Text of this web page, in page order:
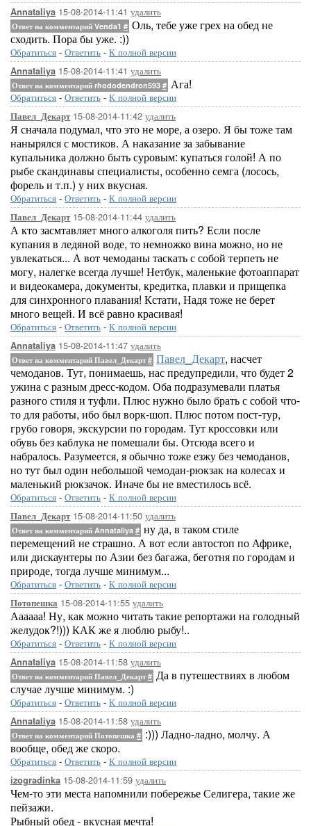
Annataliya 15-08-2014-11:41 удалить
Ответ на комментарий Venda1 # Оль, тебе уже грех на обед не
сходить. Пора бы уже. :))
Обратиться - Ответить - К полной версии
Annataliya 15-08-2014-11:41 удалить
Ответ на комментарий rhododendron593 # Ага!
Обратиться - Ответить - К полной версии
Павел_Декарт15-08-2014-11:42 удалить
Я сначала подумал, что это не море, а озеро. Я бы тоже там
нанырялся с мостиков. А наказание за забывание
купальника должно быть суровым: купаться голой! А по
рыбе скандинавы специалисты, особенно семга (лосось,
форель и т.п.) у них вкусная.
Обратиться - Ответить - К полной версии
Павел_Декарт15-08-2014-11:44 удалить
А кто засмтавляет много алкоголя пить? Если после
купания в ледяной воде, то немножко вина можно, но не
увлекаться... А вот чемоданы таскать с собой терпеть не
могу, налегке всегда лучше! Нетбук, маленькие фотоаппарат
и видеокамера, документы, кредитка, плавки и прищепка
для синхронного плавания! Кстати, Надя тоже не берет
много вещей. И всё равно красивая!
Обратиться - Ответить - К полной версии
Annataliya 15-08-2014-11:47 удалить
Ответ на комментарий Павел_Декарт# Павел_Декарт, насчет
чемоданов. Тут, понимаешь, нас предупредили, что будет 2
ужина с разным дресс-кодом. Оба подразумевали платья
разного стиля и туфли. Плюс нужно было брать с собой что-
то для работы, ибо был ворк-шоп. Плюс потом пост-тур,
грубо говоря, экскурсии по городам. Тут кроссовки или
обувь без каблука не помешали бы. Отсюда всего и
набралось. Разумеется, я обычно тоже езжу без чемоданов,
но тут был один небольшой чемодан-рюкзак на колесах и
маленький рюкзачок. Иначе бы не вместилось всё.
Обратиться - Ответить - К полной версии
Павел_Декарт15-08-2014-11:50 удалить
Ответ на комментарий Annataliya # ну да, в таком стиле
перемещений не страшно. А вот если автостоп по Африке,
или дискаунтеры по Азии без багажа, беготня по городам и
природе, тогда лучше минимум...
Обратиться - Ответить - К полной версии
Потопешка 15-08-2014-11:55 удалить
Аааааа! Ну, как можно читать такие репортажи на голодный
желудок?!))) КАК же я люблю рыбу!..
Обратиться - Ответить - К полной версии
Annataliya 15-08-2014-11:58 удалить
Ответ на комментарий Павел_Декарт# Да в путешествиях в любом
случае лучше минимум. :)
Обратиться - Ответить - К полной версии
Annataliya 15-08-2014-11:58 удалить
Ответ на комментарий Потопешка # :))) Ладно-ладно, молчу. А
вообще, обед же скоро.
Обратиться - Ответить - К полной версии
izogradinka 15-08-2014-11:59 удалить
Чем-то эти места напомнили побережье Селигера, такие же
пейзажи.
Рыбный обед - вкусная мечта!